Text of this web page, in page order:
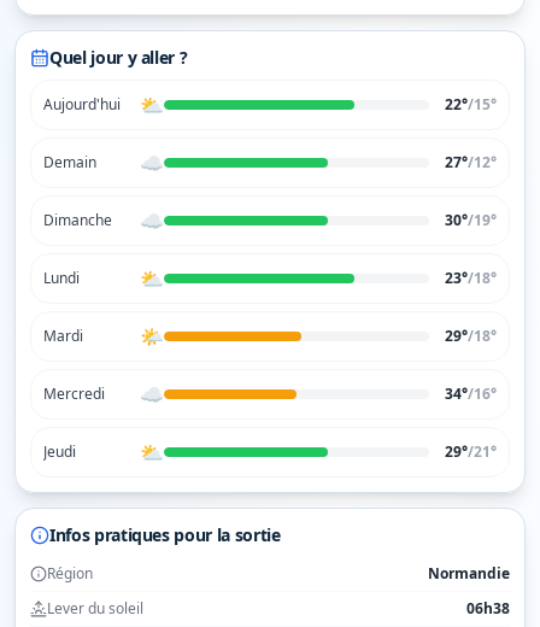
Quel jour y aller ?
Aujourd'hui ⛅ 22°/15°
Demain ☁️ 27°/12°
Dimanche ☁️ 30°/19°
Lundi ⛅ 23°/18°
Mardi 🌤️ 29°/18°
Mercredi ☁️ 34°/16°
Jeudi ⛅ 29°/21°
Infos pratiques pour la sortie
Région
Normandie
Lever du soleil
06h38